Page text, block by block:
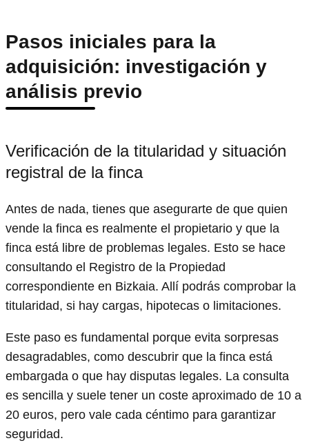
Pasos iniciales para la
adquisición: investigación y
análisis previo
Verificación de la titularidad y situación
registral de la finca
Antes de nada, tienes que asegurarte de que quien
vende la finca es realmente el propietario y que la
finca está libre de problemas legales. Esto se hace
consultando el Registro de la Propiedad
correspondiente en Bizkaia. Allí podrás comprobar la
titularidad, si hay cargas, hipotecas o limitaciones.
Este paso es fundamental porque evita sorpresas
desagradables, como descubrir que la finca está
embargada o que hay disputas legales. La consulta
es sencilla y suele tener un coste aproximado de 10 a
20 euros, pero vale cada céntimo para garantizar
seguridad.